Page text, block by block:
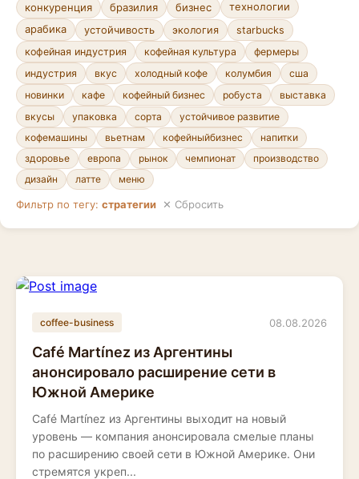
конкуренция
бразилия бизнес
технологии
арабика
устойчивость экология
starbucks
кофейная индустрия
кофейная культура
фермеры
индустрия
вкус холодный кофе колумбия
сша
новинки
кафе кофейный бизнес робуста
выставка
вкусы
упаковка сорта
устойчивое развитие
кофемашины
вьетнам кофейныйбизнес
напитки
здоровье
европа рынок чемпионат
производство
дизайн
латте меню
Фильтр по тегу: стратегии ✕ Сбросить
coffee-business 08.08.2026
Café Martínez из Аргентины
анонсировало расширение сети в
Южной Америке
Café Martínez из Аргентины выходит на новый
уровень — компания анонсировала смелые планы
по расширению своей сети в Южной Америке. Они
стремятся укреп...